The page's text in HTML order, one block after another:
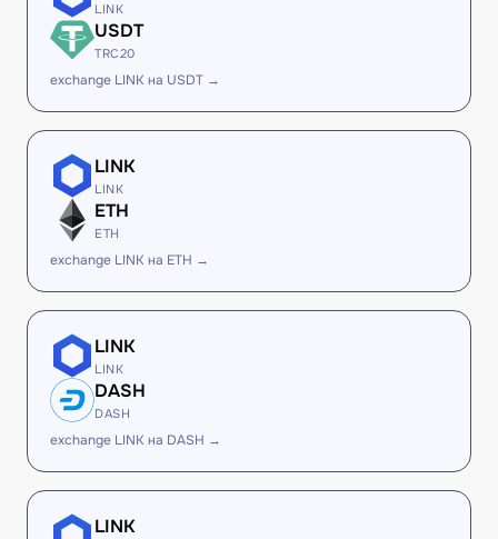
LINK
USDT
TRC20
exchange LINK на USDT →
LINK
LINK
ETH
ETH
exchange LINK на ETH →
LINK
LINK
DASH
DASH
exchange LINK на DASH →
LINK